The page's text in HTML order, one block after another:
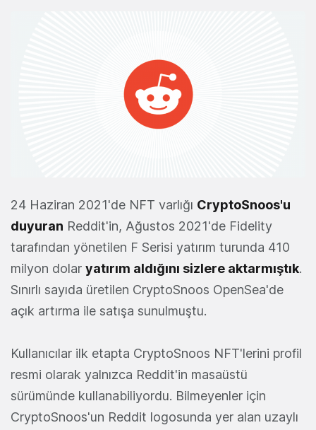
24 Haziran 2021'de NFT varlığı CryptoSnoos'u
duyuran Reddit'in, Ağustos 2021'de Fidelity
tarafından yönetilen F Serisi yatırım turunda 410
milyon dolar yatırım aldığını sizlere aktarmıştık.
Sınırlı sayıda üretilen CryptoSnoos OpenSea'de
açık artırma ile satışa sunulmuştu.
Kullanıcılar ilk etapta CryptoSnoos NFT'lerini profil
resmi olarak yalnızca Reddit'in masaüstü
sürümünde kullanabiliyordu. Bilmeyenler için
CryptoSnoos'un Reddit logosunda yer alan uzaylı